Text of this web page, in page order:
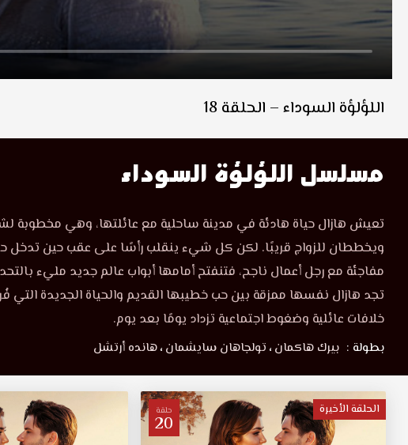
اللؤلؤة السوداء – الحلقة 18
مسلسل اللؤلؤة السوداء
تعيش هازال حياة هادئة في مدينة ساحلية مع عائلتها، وهي مخطوبة
ويخططان للزواج قريبًا. لكن كل شيء ينقلب رأسًا على عقب حين تدخل
مفاجئة مع رجل أعمال ناجح، فتنفتح أمامها أبواب عالم جديد مليء
تجد هازال نفسها ممزقة بين حب خطيبها القديم والحياة الجديدة
خلافات عائلية وضغوط اجتماعية تزداد يومًا بعد يوم.
بطولة : بيرك هاكمان ، تولجاهان سايشمان ،هانده أرتشل
الحلقة الأخيرة حلقة
20